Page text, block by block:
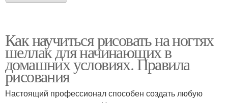
Как научиться рисовать на ногтях
шеллак для начинающих в
домашних условиях. Правила
рисования
Настоящий профессионал способен создать любую